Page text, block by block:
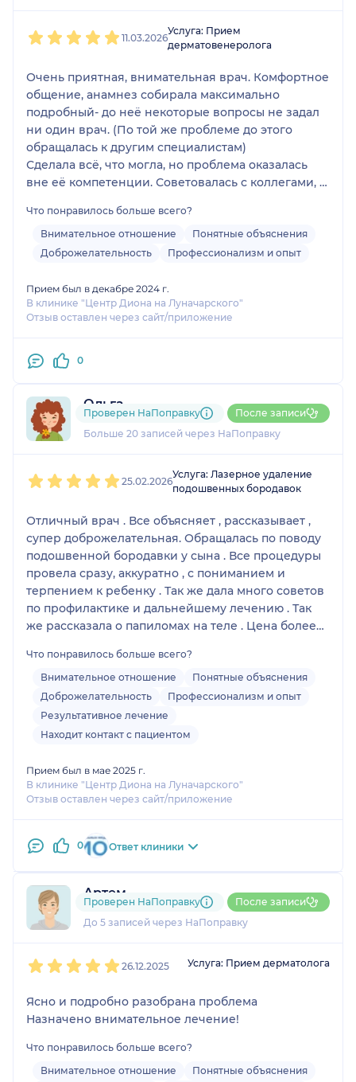
11.03.2026
Услуга: Прием
дерматовенеролога
Очень приятная, внимательная врач. Комфортное
общение, анамнез собирала максимально
подробный- до неё некоторые вопросы не задал
ни один врач. (По той же проблеме до этого
обращалась к другим специалистам)
Сделала всё, что могла, но проблема оказалась
вне её компетенции. Советовалась с коллегами, а
профиля можно обратиться.
Очень рекомендую.
Что понравилось больше всего?
Внимательное отношение
Понятные объяснения
Доброжелательность
Профессионализм и опыт
Прием был в декабре 2024 г.
В клинике "Центр Диона на Луначарского"
Отзыв оставлен через сайт/приложение
0
Ольга
5 отзывов и1 оценка
Больше 20 записей через НаПоправку
Проверен НаПоправку После записи
25.02.2026
Услуга: Лазерное удаление
подошвенных бородавок
Отличный врач . Все объясняет , рассказывает ,
супер доброжелательная. Обращалась по поводу
подошвенной бородавки у сына . Все процедуры
провела сразу, аккуратно , с пониманием и
терпением к ребенку . Так же дала много советов
по профилактике и дальнейшему лечению . Так
же рассказала о папиломах на теле . Цена более
Что понравилось больше всего?
Внимательное отношение
Понятные объяснения
Доброжелательность
Профессионализм и опыт
Результативное лечение
Находит контакт с пациентом
Прием был в мае 2025 г.
В клинике "Центр Диона на Луначарского"
Отзыв оставлен через сайт/приложение
0 Ответ клиники
Артем
1 отзыв
До 5 записей через НаПоправку
Проверен НаПоправку После записи
26.12.2025 Услуга: Прием дерматолога
Ясно и подробно разобрана проблема
Назначено внимательное лечение!
Что понравилось больше всего?
Внимательное отношение
Понятные объяснения